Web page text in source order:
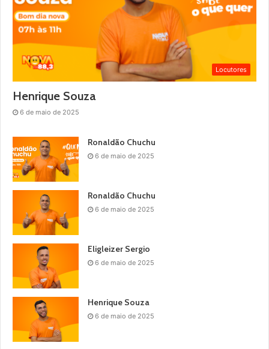
Locutores
Henrique Souza
6 de maio de 2025
Ronaldão Chuchu
6 de maio de 2025
Ronaldão Chuchu
6 de maio de 2025
Eligleizer Sergio
6 de maio de 2025
Henrique Souza
6 de maio de 2025